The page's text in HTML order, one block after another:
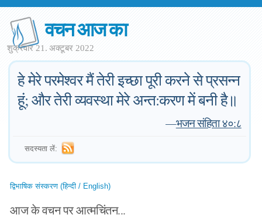
वचन आज का
शुक्रवार 21. अक्टूबर 2022
हे मेरे परमेश्वर मैं तेरी इच्छा पूरी करने से प्रसन्न
हूं; और तेरी व्यवस्था मेरे अन्त:करण में बनी है॥
—भजन संहिता ४०:८
सदस्यता लें:
द्विभाषिक संस्करण (हिन्दी / English)
आज के वचन पर आत्मचिंतन...